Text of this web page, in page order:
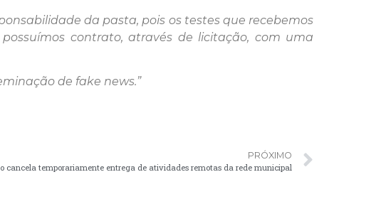
da pasta, pois os testes que recebemos
contrato, através de licitação, com uma
de fake news.”
PRÓXIMO
cancela temporariamente entrega de atividades remotas da rede municipal